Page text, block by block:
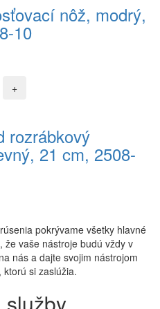
nôž, modrý,
10
rozrábkový
21 cm, 2508-
pokrývame všetky hlavné
že vaše nástroje budú vždy v
nás a dajte svojim nástrojom
si zaslúžia.